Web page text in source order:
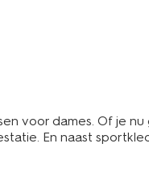
voor dames. Of je
En naast